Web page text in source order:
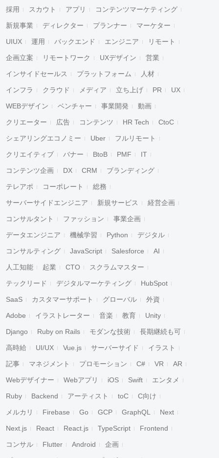
採用 スカウト アプリ コンテンツマーケティング
新規事業 ディレクター プランナー マーケター
UIUX 運用 バックエンド エンジニア リモート
企画立案 リモートワーク UXデザイン 営業
インサイドセールス プラットフォーム 人材
インフラ クラウド メディア 立ち上げ PR UX
WEBデザイン ベンチャー 事業開発 動画
クリエーター 広告 コンテンツ HR Tech CtoC
シェアリングエコノミー Uber フルリモート
クリエイティブ バナー BtoB PMF IT
コンテンツ企画 DX CRM ブランディング
テレアポ コーポレート 総務
サーバーサイドエンジニア 新規サービス 経営企画
コンサルタント ファッション 事業企画
データエンジニア 機械学習 Python デジタル
コンサルティング JavaScript Salesforce AI
人工知能 起業 CTO スクラムマスター
テックリード デジタルマーケティング HubSpot
SaaS カスタマーサポート グローバル 外資
Adobe イラストレーター 音楽 教育 Unity
Django Ruby on Rails モダンな技術 長期継続も可
高時給 UI/UX Vue.js サーバーサイド イラスト
記事 マネジメント プロモーション C# VR AR
Webデザイナー Webアプリ iOS Swift エンタメ
Ruby Backend アーティスト toC C向け
メルカリ Firebase Go GCP GraphQL Next
Next.js React React.js TypeScript Frontend
コンサル Flutter Android 企画